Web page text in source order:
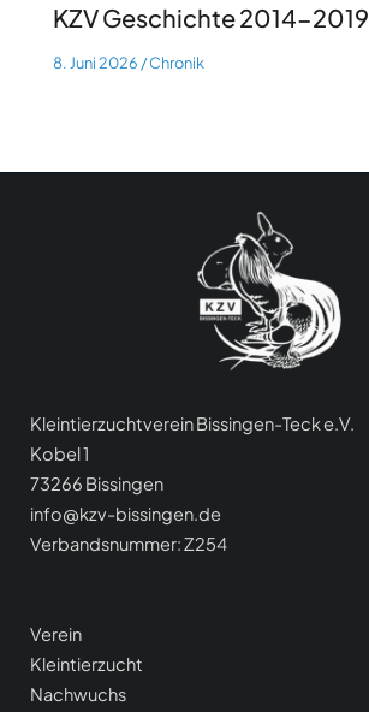
KZV Geschichte 2014-2019
8. Juni 2026 /Chronik
Kleintierzuchtverein Bissingen-Teck e.V.
Kobel 1
73266 Bissingen
info@kzv-bissingen.de
Verbandsnummer: Z254
Verein
Kleintierzucht
Nachwuchs